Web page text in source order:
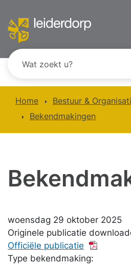
Home Bestuur &
Bekendmakingen
woensdag 29 oktober 2025
Originele publicatie
Officiële publicatie
Type bekendmaking: